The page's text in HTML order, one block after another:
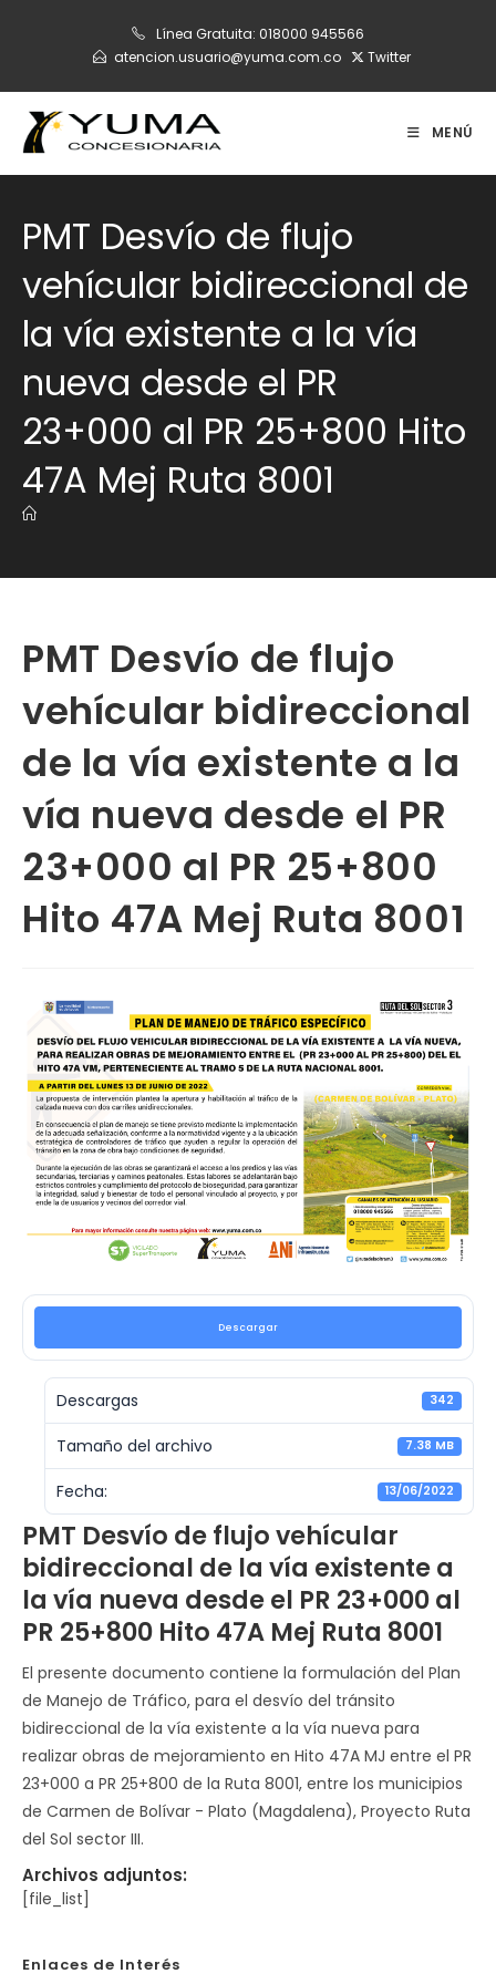
Línea Gratuita: 018000 945566
atencion.usuario@yuma.com.co
Twitter
MENÚ
PMT Desvío de flujo
vehícular bidireccional de
la vía existente a la vía
nueva desde el PR
23+000 al PR 25+800 Hito
47A Mej Ruta 8001
PMT Desvío de flujo
vehícular bidireccional
de la vía existente a la
vía nueva desde el PR
23+000 al PR 25+800
Hito 47A Mej Ruta 8001
Descargar
Descargas 342
Tamaño del archivo 7.38 MB
Fecha: 13/06/2022
PMT Desvío de flujo vehícular
bidireccional de la vía existente a
la vía nueva desde el PR 23+000 al
PR 25+800 Hito 47A Mej Ruta 8001
El presente documento contiene la formulación del Plan
de Manejo de Tráfico, para el desvío del tránsito
bidireccional de la vía existente a la vía nueva para
realizar obras de mejoramiento en Hito 47A MJ entre el PR
23+000 a PR 25+800 de la Ruta 8001, entre los municipios
de Carmen de Bolívar - Plato (Magdalena), Proyecto Ruta
del Sol sector III.
Archivos adjuntos:
[file_list]
Enlaces de Interés